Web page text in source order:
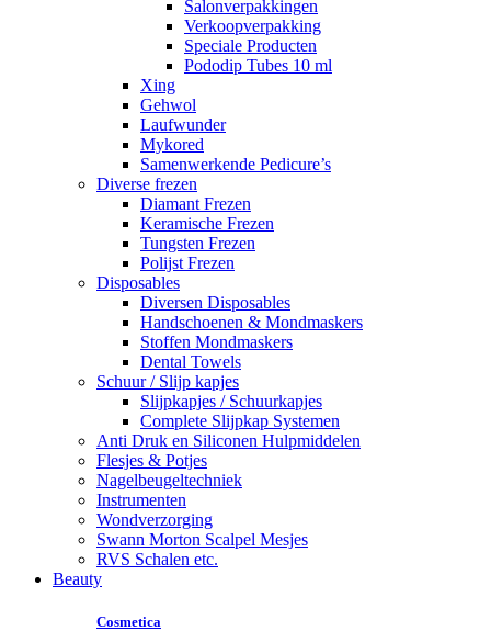
Salonverpakkingen
Verkoopverpakking
Speciale Producten
Pododip Tubes 10 ml
Xing
Gehwol
Laufwunder
Mykored
Samenwerkende Pedicure’s
Diverse frezen
Diamant Frezen
Keramische Frezen
Tungsten Frezen
Polijst Frezen
Disposables
Diversen Disposables
Handschoenen & Mondmaskers
Stoffen Mondmaskers
Dental Towels
Schuur / Slijp kapjes
Slijpkapjes / Schuurkapjes
Complete Slijpkap Systemen
Anti Druk en Siliconen Hulpmiddelen
Flesjes & Potjes
Nagelbeugeltechniek
Instrumenten
Wondverzorging
Swann Morton Scalpel Mesjes
RVS Schalen etc.
Beauty
Cosmetica